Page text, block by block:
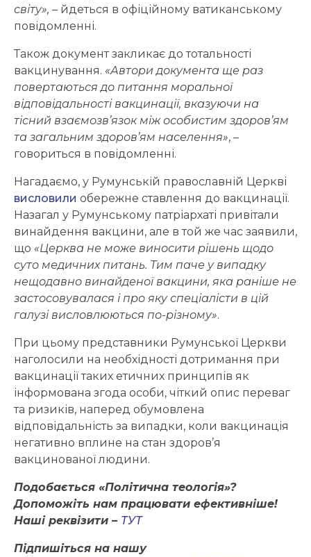
світу», – йдеться в офіційному ватиканському
повідомленні.
Також документ закликає до тотальності
вакцинування. «Автори документа ще раз
повертаються до питання моральної
відповідальності вакцинації, вказуючи на
тісний взаємозв’язок між особистим здоров’ям
та загальним здоров’ям населення», –
говориться в повідомленні.
Нагадаємо, у Румунській православній Церкві
висловили обережне ставлення до вакцинації.
Назагал у Румунському патріархаті привітали
винайдення вакцини, але в той же час заявили,
що «Церква не може виносити рішень щодо
суто медичних питань. Тим паче у випадку
нещодавно винайденої вакцини, яка раніше не
застосовувалася і про яку спеціалісти в цій
галузі висловлюються по-різному».
При цьому представники Румунської Церкви
наголосили на необхідності дотримання при
вакцинації таких етичних принципів як
інформована згода особи, чіткий опис переваг
та ризиків, наперед обумовлена
відповідальність за випадки, коли вакцинація
негативно вплине на стан здоров’я
вакцинованої людини.
Подобається «Політична теологія»?
Допоможіть нам працювати ефективніше!
Наші реквізити – ТУТ
Підпишіться на нашу